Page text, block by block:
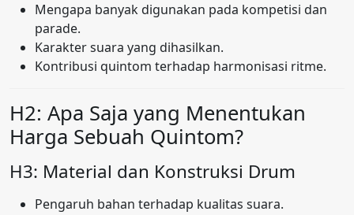
Mengapa banyak digunakan pada kompetisi dan
parade.
Karakter suara yang dihasilkan.
Kontribusi quintom terhadap harmonisasi ritme.
H2: Apa Saja yang Menentukan
Harga Sebuah Quintom?
H3: Material dan Konstruksi Drum
Pengaruh bahan terhadap kualitas suara.